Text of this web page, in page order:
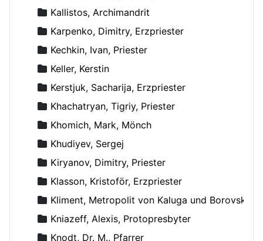
Kallistos, Archimandrit
Karpenko, Dimitry, Erzpriester
Kechkin, Ivan, Priester
Keller, Kerstin
Kerstjuk, Sacharija, Erzpriester
Khachatryan, Tigriy, Priester
Khomich, Mark, Mönch
Khudiyev, Sergej
Kiryanov, Dimitry, Priester
Klasson, Kristoför, Erzpriester
Kliment, Metropolit von Kaluga und Borovsk
Kniazeff, Alexis, Protopresbyter
Knodt, Dr. M., Pfarrer